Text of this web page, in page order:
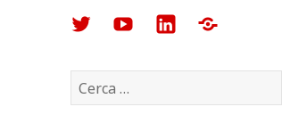
Arturo
Corinto
su
Arturo
Corinto
su
Arturo
su
Foto
Ricerca
per: